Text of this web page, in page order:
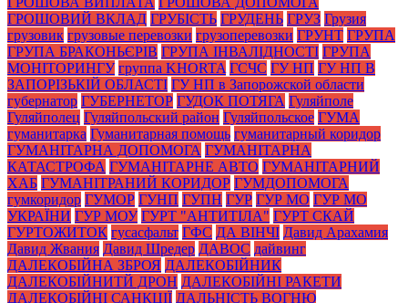
ГРОШОВИЙ ВКЛАД ГРУБІСТЬ ГРУДЕНЬ ГРУЗ Грузия
грузовик грузовые перевозки грузоперевозки ГРУНТ ГРУПА
ГРУПА БРАКОНЬЄРІВ ГРУПА ІНВАЛІДНОСТІ ГРУПА
МОНІТОРИНГУ группа KHORTA ГСЧС ГУ НП ГУ НП В
ЗАПОРІЗЬКІЙ ОБЛАСТІ ГУ НП в Запорожской области
губернатор ГУБЕРНЕТОР ГУДОК ПОТЯГА Гуляйполе
Гуляйполец Гуляйпольский район Гуляйпольское ГУМА
гуманитарка Гуманитарная помощь гуманитарный коридор
ГУМАНІТАРНА ДОПОМОГА ГУМАНІТАРНА
КАТАСТРОФА ГУМАНІТАРНЕ АВТО ГУМАНІТАРНИЙ
ХАБ ГУМАНІТРАНИЙ КОРИДОР ГУМДОПОМОГА
гумкоридор ГУМОР ГУНП ГУПН ГУР ГУР МО ГУР МО
УКРАЇНИ ГУР МОУ ГУРТ "АНТИТІЛА" ГУРТ СКАЙ
ГУРТОЖИТОК гусасфальт ГФС ДА ВІНЧІ Давид Арахамия
Давид Жвания Давид Шредер ДАВОС дайвинг
ДАЛЕКОБІЙНА ЗБРОЯ ДАЛЕКОБІЙНИК
ДАЛЕКОБІЙНИТЙ ДРОН ДАЛЕКОБІЙНІ РАКЕТИ
ДАЛЕКОБІЙНІ САНКЦІЇ ДАЛЬНІСТЬ ВОГНЮ